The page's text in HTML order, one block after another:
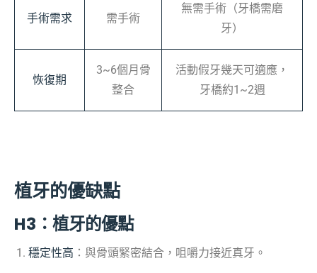
手術需求 需手術
無需手術（牙橋需磨
牙）
恢復期
3~6個月骨
整合
活動假牙幾天可適應，
牙橋約1~2週
植牙的優缺點
H3：植牙的優點
穩定性高 ：與骨頭緊密結合，咀嚼力接近真牙。